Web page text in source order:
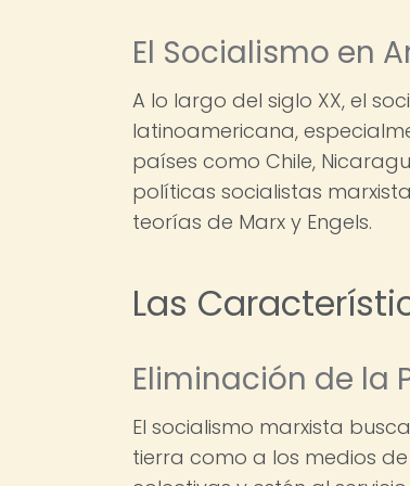
El Socialismo en
A lo largo del siglo XX, el
latinoamericana,
países como Chile,
políticas socialistas
teorías de Marx y Engels.
Las
Eliminación de la
El socialismo marxista
tierra como a los medios